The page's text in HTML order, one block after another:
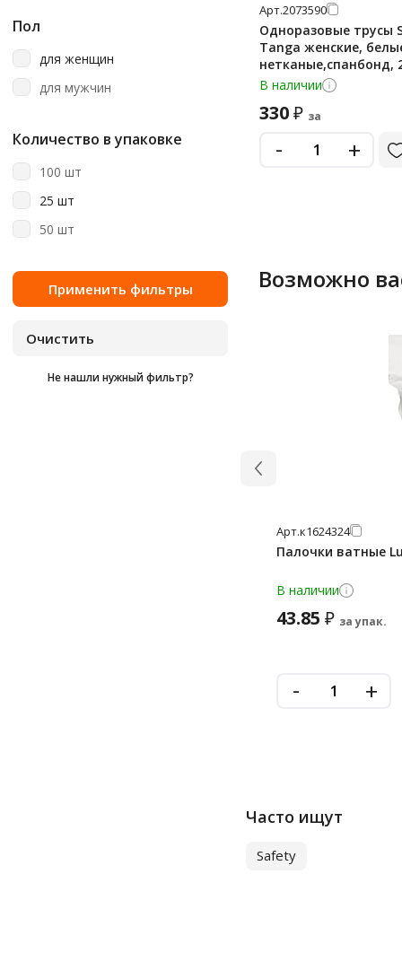
Пол
для женщин
для мужчин
Количество в упаковке
100 шт
25 шт
50 шт
Не нашли нужный фильтр?
Арт.2073590
Одноразовые трусы
Tanga женские,
нетканые,спанбонд,
В наличии
330₽ за
- +
Возможно
Арт.к1624324
Палочки ватные
В наличии
43.85 ₽ за упак.
- +
Часто ищут
Safety